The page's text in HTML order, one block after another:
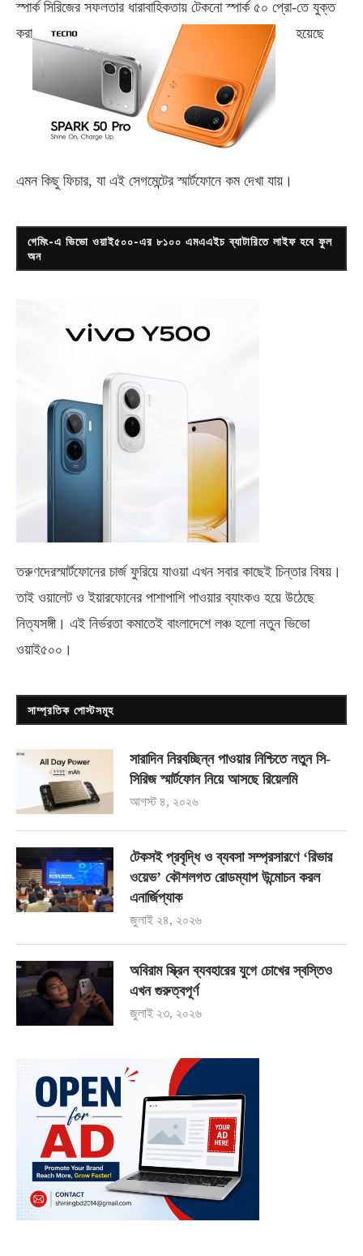
স্পার্ক সিরিজের সফলতার ধারাবাহিকতায় টেকনোস্পার্ক ৫০ প্রো-তে যুক্ত
করা
হয়েছে
এমন কিছু ফিচার, যা এই সেগমেন্টের স্মার্টফোনে কম দেখা যায়।
গেমিং-এ ভিভো ওয়াই৫০০-এর ৮১০০ এমএএইচ ব্যাটারিতে লাইফ হবে ফুল
অন
তরুণদেরস্মার্টফোনের চার্জ ফুরিয়ে যাওয়া এখন সবার কাছেই চিন্তার বিষয়।
তাই ওয়ালেট ও ইয়ারফোনের পাশাপাশি পাওয়ার ব্যাংকও হয়ে উঠেছে
নিত্যসঙ্গী। এই নির্ভরতা কমাতেই বাংলাদেশে লঞ্চ হলো নতুন ভিভো
ওয়াই৫০০ ।
সাম্প্রতিক পোস্টসমূহ
সারাদিন নিরবচ্ছিন্ন পাওয়ার নিশ্চিতে নতুন সি-
সিরিজ স্মার্টফোন নিয়ে আসছে রিয়েলমি
আগস্ট ৪, ২০২৬
টেকসই প্রবৃদ্ধি ও ব্যবসা সম্প্রসারণে ‘রিভার
ওয়েভ’ কৌশলগত রোডম্যাপ উন্মোচন করল
এনার্জিপ্যাক
জুলাই ২৪, ২০২৬
অবিরাম স্ক্রিন ব্যবহারের যুগে চোখের স্বস্তিও
এখন গুরুত্বপূর্ণ
জুলাই ২৩, ২০২৬